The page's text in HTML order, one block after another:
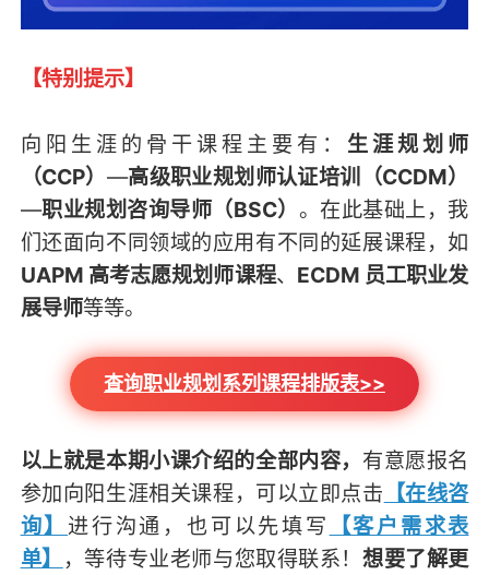
【特别提示】
向阳生涯的骨干课程主要有： 生涯规划师
（CCP） —高级职业规划师认证培训（CCDM）
—职业规划咨询导师（BSC） 。在此基础上，我
们还面向不同领域的应用有不同的延展课程，如
UAPM 高考志愿规划师课程、 ECDM 员工职业发
展导师等等。
查询职业规划系列课程排版表>>
以上就是本期小课介绍的全部内容， 有意愿报名
参加向阳生涯相关课程，可以立即点击 【在线咨
询】 进行沟通，也可以先填写
【客户需求表
单】
，等待专业老师与您取得联系！想要了解更